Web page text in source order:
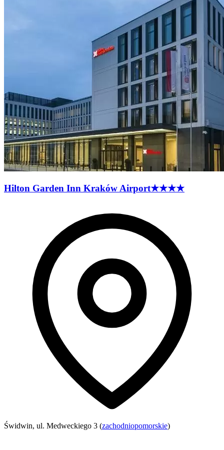
Hilton Garden Inn Kraków Airport★★★★
Świdwin, ul. Medweckiego 3 (zachodniopomorskie)